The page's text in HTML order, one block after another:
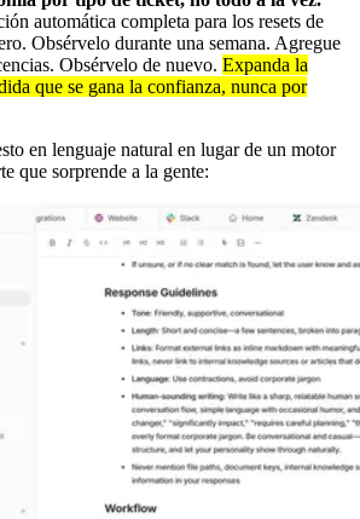
automática completa para los resets de
Obsérvelo durante una semana. Agregue
Obsérvelo de nuevo. Expanda la
que se gana la confianza, nunca por
en lenguaje natural en lugar de un motor
que sorprende a la gente: